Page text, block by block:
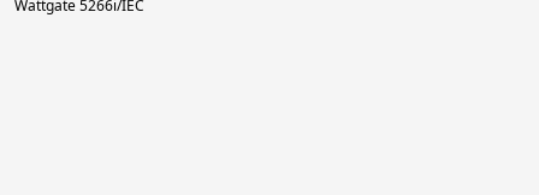
Wattgate 5266i/IEC